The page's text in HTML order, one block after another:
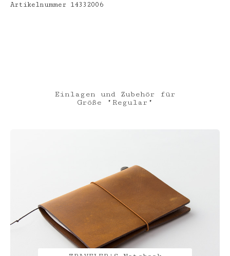
Einlagen und Zubehör für
Größe "Regular"